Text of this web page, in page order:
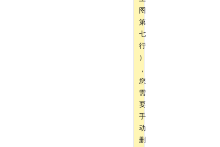
图
第
七
行
）
，
您
需
要
手
动
删